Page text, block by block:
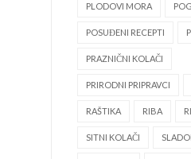
PLODOVI MORA
POSUĐENI RECEPTI
PRAZNIČNI KOLAČI
PRIRODNI PRIPRAVCI
RAŠTIKA RIBA
SITNI KOLAČI